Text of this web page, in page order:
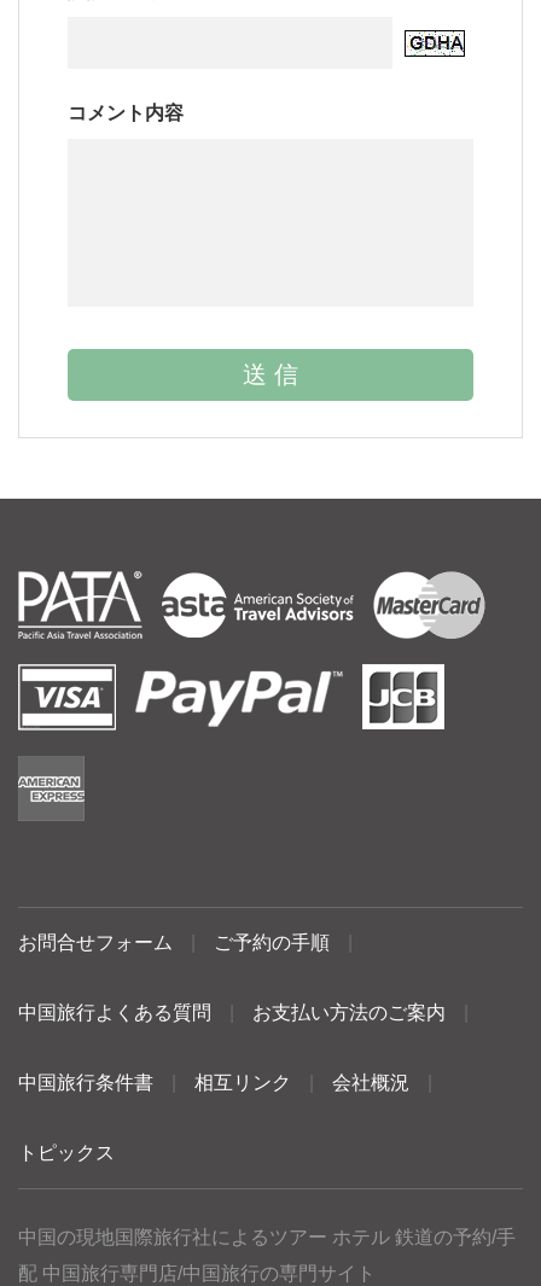
コメント内容
お問合せフォーム ご予約の手順
中国旅行よくある質問 お支払い方法のご案内
中国旅行条件書 相互リンク 会社概況
トピックス
中国の現地国際旅行社によるツアー ホテル 鉄道の予約/手
配 中国旅行専門店/中国旅行の専門サイト